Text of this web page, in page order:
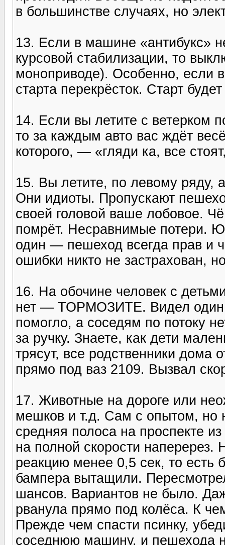
в большинстве случаях, но
13. Если в машине «антибукс»
курсовой стабилизации, то
моноприводе). Особенно, если
старта перекрёсток. Старт
14. Если вы летите с ветерком
то за каждым авто вас ждёт
которого, — «гляди ка, все
15. Вы летите, по левому ряду,
Они идиоты. Пропускают
своей головой ваше лобовое.
помрёт. Несравнимые потери.
один — пешеход всегда прав и
ошибки никто не застрахован,
16. На обочине человек с
нет — ТОРМОЗИТЕ. Видел один
помогло, а соседям по потоку
за ручку. Знаете, как дети
трясут, все родственники дома
прямо под ваз 2109. Вызвал
17. Животные на дороге или
мешков и т.д. Сам с опытом, но
средняя полоса на проспекте
на полной скорости наперерез.
реакцию менее 0,5 сек, то
бампера вытащили.
шансов. Вариантов не было.
рванула прямо под колёса. К
Прежде чем спасти псинку,
соседнюю машину, и пешехода